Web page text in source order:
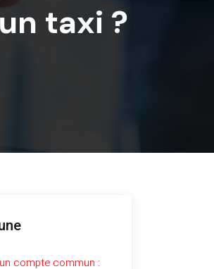
taxi ?
compte commun :